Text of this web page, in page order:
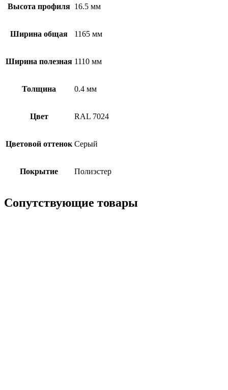
Высота профиля 16.5 мм
Ширина общая 1165 мм
Ширина полезная 1110 мм
Толщина 0.4 мм
Цвет RAL 7024
Цветовой оттенок Серый
Покрытие Полиэстер
Сопутствующие товары